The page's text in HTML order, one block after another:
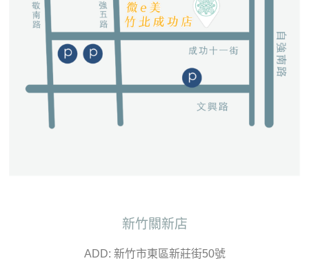
新竹關新店
ADD: 新竹市東區新莊街50號